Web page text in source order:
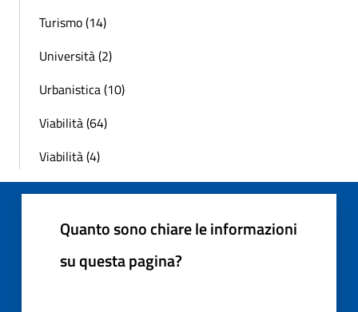
Turismo (14)
Università (2)
Urbanistica (10)
Viabilità (64)
Viabilità (4)
Quanto sono chiare le informazioni
su questa pagina?